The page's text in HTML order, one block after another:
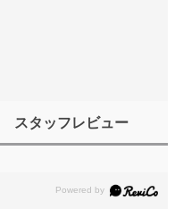
スタッフレビュー